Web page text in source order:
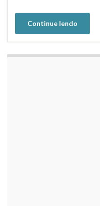
Continue lendo